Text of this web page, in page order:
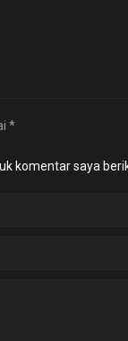
*
komentar saya